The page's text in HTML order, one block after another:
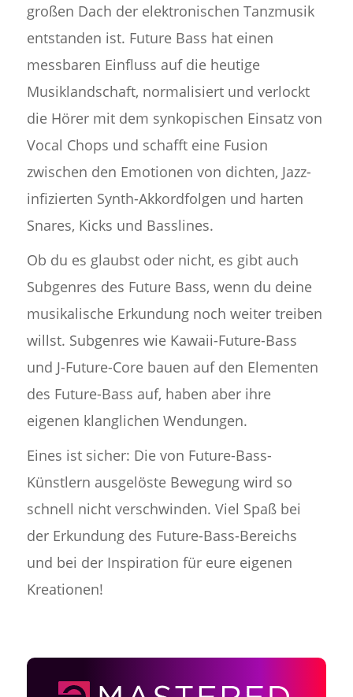
großen Dach der elektronischen Tanzmusik
entstanden ist. Future Bass hat einen
messbaren Einfluss auf die heutige
Musiklandschaft, normalisiert und verlockt
die Hörer mit dem synkopischen Einsatz von
Vocal Chops und schafft eine Fusion
zwischen den Emotionen von dichten, Jazz-
infizierten Synth-Akkordfolgen und harten
Snares, Kicks und Basslines.
Ob du es glaubst oder nicht, es gibt auch
Subgenres des Future Bass, wenn du deine
musikalische Erkundung noch weiter treiben
willst. Subgenres wie Kawaii-Future-Bass
und J-Future-Core bauen auf den Elementen
des Future-Bass auf, haben aber ihre
eigenen klanglichen Wendungen.
Eines ist sicher: Die von Future-Bass-
Künstlern ausgelöste Bewegung wird so
schnell nicht verschwinden. Viel Spaß bei
der Erkundung des Future-Bass-Bereichs
und bei der Inspiration für eure eigenen
Kreationen!